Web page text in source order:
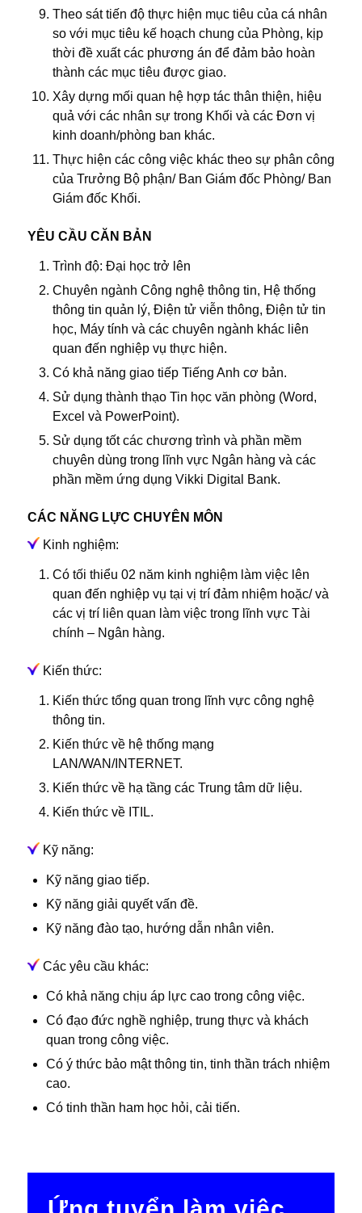
Theo sát tiến độ thực hiện mục tiêu của cá nhân
so với mục tiêu kế hoạch chung của Phòng, kịp
thời đề xuất các phương án để đảm bảo hoàn
thành các mục tiêu được giao.
Xây dựng mối quan hệ hợp tác thân thiện, hiệu
quả với các nhân sự trong Khối và các Đơn vị
kinh doanh/phòng ban khác.
Thực hiện các công việc khác theo sự phân công
của Trưởng Bộ phận/ Ban Giám đốc Phòng/ Ban
Giám đốc Khối.
YÊU CẦU CĂN BẢN
Trình độ: Đại học trở lên
Chuyên ngành Công nghệ thông tin, Hệ thống
thông tin quản lý, Điện tử viễn thông, Điện tử tin
học, Máy tính và các chuyên ngành khác liên
quan đến nghiệp vụ thực hiện.
Có khả năng giao tiếp Tiếng Anh cơ bản.
Sử dụng thành thạo Tin học văn phòng (Word,
Excel và PowerPoint).
Sử dụng tốt các chương trình và phần mềm
chuyên dùng trong lĩnh vực Ngân hàng và các
phần mềm ứng dụng Vikki Digital Bank.
CÁC NĂNG LỰC CHUYÊN MÔN
Kinh nghiệm:
Có tối thiểu 02 năm kinh nghiệm làm việc lên
quan đến nghiệp vụ tại vị trí đảm nhiệm hoặc/ và
các vị trí liên quan làm việc trong lĩnh vực Tài
chính – Ngân hàng.
Kiến thức:
Kiến thức tổng quan trong lĩnh vực công nghệ
thông tin.
Kiến thức về hệ thống mạng
LAN/WAN/INTERNET.
Kiến thức về hạ tầng các Trung tâm dữ liệu.
Kiến thức về ITIL.
Kỹ năng:
Kỹ năng giao tiếp.
Kỹ năng giải quyết vấn đề.
Kỹ năng đào tạo, hướng dẫn nhân viên.
Các yêu cầu khác:
Có khả năng chịu áp lực cao trong công việc.
Có đạo đức nghề nghiệp, trung thực và khách
quan trong công việc.
Có ý thức bảo mật thông tin, tinh thần trách nhiệm
cao.
Có tinh thần ham học hỏi, cải tiến.